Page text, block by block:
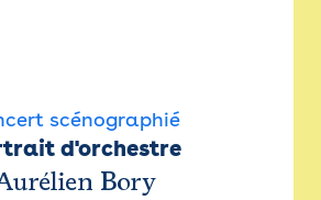
scénographié
d'orchestre
Bory